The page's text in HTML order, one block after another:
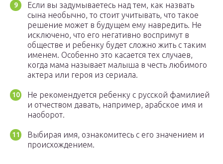
Если вы задумываетесь над тем, как назвать
сына необычно, то стоит учитывать, что такое
решение может в будущем ему навредить. Не
исключено, что его негативно воспримут в
обществе и ребенку будет сложно жить с таким
именем. Особенно это касается тех случаев,
когда мама называет малыша в честь любимого
актера или героя из сериала.
Не рекомендуется ребенку с русской фамилией
и отчеством давать, например, арабское имя и
наоборот.
Выбирая имя, ознакомитесь с его значением и
происхождением.